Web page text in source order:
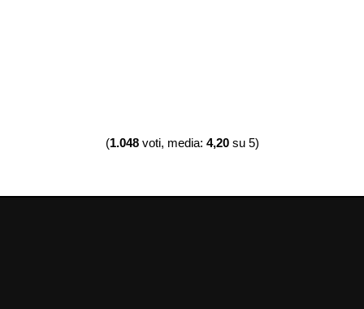
(1.048voti, media: 4,20su 5)